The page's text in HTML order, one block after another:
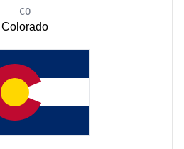
CO
Colorado